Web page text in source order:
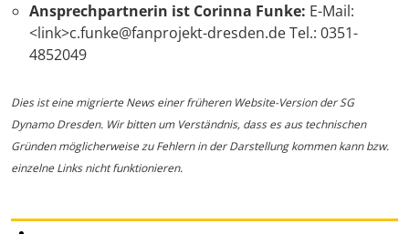
Ansprechpartnerin ist Corinna Funke: E-Mail:
<link>c.funke@fanprojekt-dresden.de Tel.: 0351-
4852049
Dies ist eine migrierte News einer früheren Website-Version der SG
Dynamo Dresden. Wir bitten um Verständnis, dass es aus technischen
Gründen möglicherweise zu Fehlern in der Darstellung kommen kann bzw.
einzelne Links nicht funktionieren.